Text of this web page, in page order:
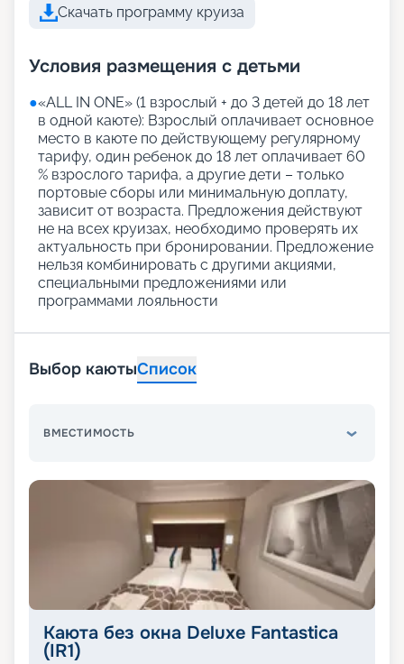
Скачать программу круиза
Условия размещения с детьми
●«АLL IN ONE» (1 взрослый + до 3 детей до 18 лет
в одной каюте): Взрослый оплачивает основное
место в каюте по действующему регулярному
тарифу, один ребенок до 18 лет оплачивает 60
% взрослого тарифа, а другие дети – только
портовые сборы или минимальную доплату,
зависит от возраста. Предложения действуют
не на всех круизах, необходимо проверять их
актуальность при бронировании. Предложение
нельзя комбинировать с другими акциями,
специальными предложениями или
программами лояльности
Выбор каютыСписок
ВМЕСТИМОСТЬ
Каюта без окна Deluxe Fantastica
(IR1)